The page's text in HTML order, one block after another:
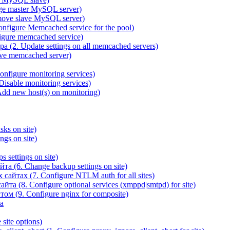
master MySQL server)
slave MySQL server)
Memcached service for the pool)
memcached service)
(2. Update settings on all memcached servers)
memcached server)
monitoring services)
monitoring services)
new host(s) on monitoring)
on site)
on site)
settings on site)
(6. Change backup settings on site)
(7. Configure NTLM auth for all sites)
(8. Configure optional services (xmppd|smtpd) for site)
(9. Configure nginx for composite)
options)